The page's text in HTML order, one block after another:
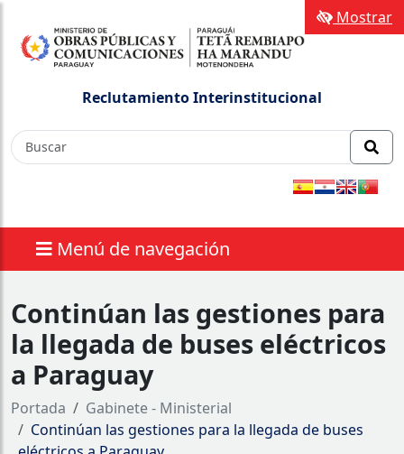
Reclutamiento Interinstitucional
Menú de navegación
Mostrar
Continúan las gestiones para
la llegada de buses eléctricos
a Paraguay
Portada
Gabinete - Ministerial
Continúan las gestiones para la llegada de buses